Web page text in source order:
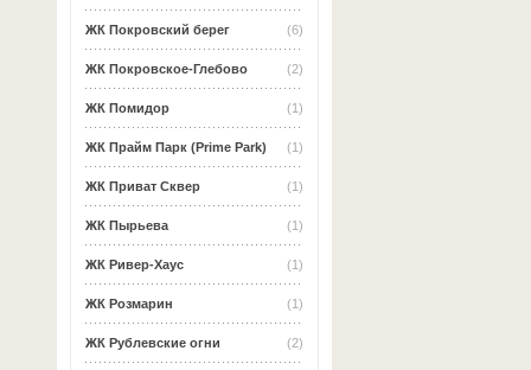
(6)
ЖК Покровский берег
(2)
ЖК Покровское-Глебово
(1)
ЖК Помидор
(1)
ЖК Прайм Парк (Prime Park)
(1)
ЖК Приват Сквер
(1)
ЖК Пырьева
(1)
ЖК Ривер-Хаус
(1)
ЖК Розмарин
(2)
ЖК Рублевские огни